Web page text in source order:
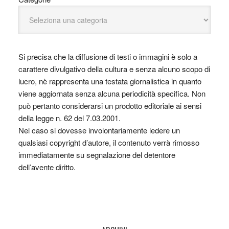
Si precisa che la diffusione di testi o immagini è solo a
carattere divulgativo della cultura e senza alcuno scopo di
lucro, nè rappresenta una testata giornalistica in quanto
viene aggiornata senza alcuna periodicità specifica. Non
può pertanto considerarsi un prodotto editoriale ai sensi
della legge n. 62 del 7.03.2001.
Nel caso si dovesse involontariamente ledere un
qualsiasi copyright d’autore, il contenuto verrà rimosso
immediatamente su segnalazione del detentore
dell’avente diritto.